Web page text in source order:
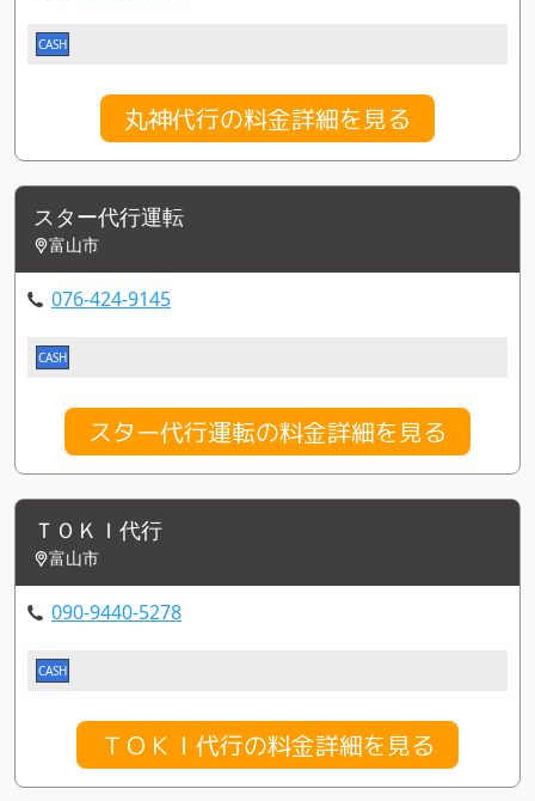
CASH
丸神代行の料金詳細を見る
スター代行運転
富山市
076-424-9145
CASH
スター代行運転の料金詳細を見る
ＴＯＫＩ代行
富山市
090-9440-5278
CASH
ＴＯＫＩ代行の料金詳細を見る